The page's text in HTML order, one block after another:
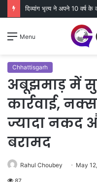
Menu
Chhattisgarh
अबूझमाड़ में
कार्रवाई,
ज्यादा नकद
बरामद
Rahul Choubey May